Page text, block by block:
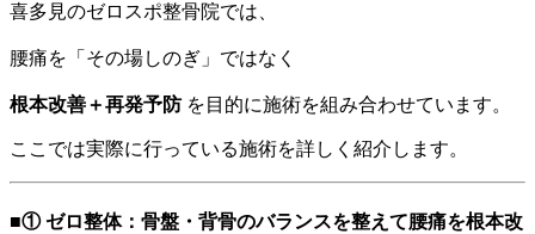
喜多見のゼロスポ整骨院では、
腰痛を「その場しのぎ」ではなく
根本改善＋再発予防を目的に施術を組み合わせています。
ここでは実際に行っている施術を詳しく紹介します。
■① ゼロ整体：骨盤・背骨のバランスを整えて腰痛を根本改